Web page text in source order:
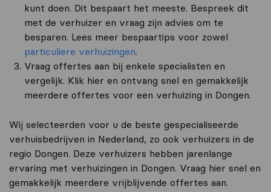
kunt doen. Dit bespaart het meeste. Bespreek dit
met de verhuizer en vraag zijn advies om te
besparen. Lees meer bespaartips voor zowel
particuliere verhuizingen.
Vraag offertes aan bij enkele specialisten en
vergelijk. Klik hier en ontvang snel en gemakkelijk
meerdere offertes voor een verhuizing in Dongen.
Wij selecteerden voor u de beste gespecialiseerde
verhuisbedrijven in Nederland, zo ook verhuizers in de
regio Dongen. Deze verhuizers hebben jarenlange
ervaring met verhuizingen in Dongen. Vraag hier snel en
gemakkelijk meerdere vrijblijvende offertes aan.